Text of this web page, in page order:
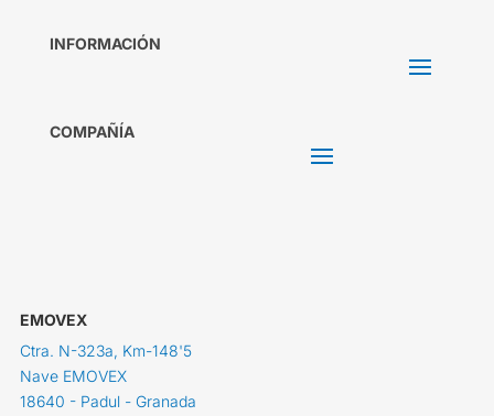
INFORMACIÓN
COMPAÑÍA
EMOVEX
Ctra. N-323a, Km-148'5
Nave EMOVEX
18640 - Padul - Granada